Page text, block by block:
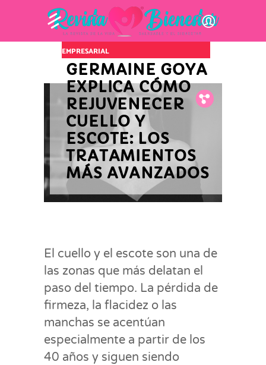
Fb.
Tw.
Pin.
INNOVACIÓN Y ACTUALIDAD
EMPRESARIAL
GERMAINE GOYA
EXPLICA CÓMO
REJUVENECER
CUELLO Y
ESCOTE: LOS
TRATAMIENTOS
MÁS AVANZADOS
El cuello y el escote son una de
las zonas que más delatan el
paso del tiempo. La pérdida de
firmeza, la flacidez o las
manchas se acentúan
especialmente a partir de los
40 años y siguen siendo